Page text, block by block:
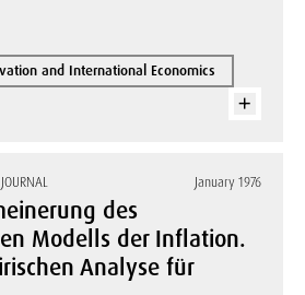
and International Economics
January 1976
des
Modells der Inflation.
Analyse für